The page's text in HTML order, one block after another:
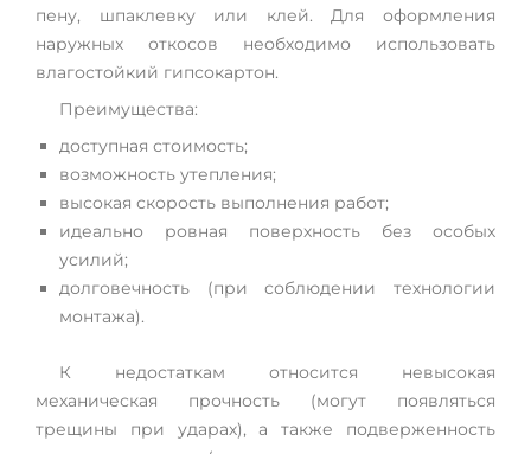
пену, шпаклевку или клей. Для оформления
наружных откосов необходимо использовать
влагостойкий гипсокартон.
Преимущества:
доступная стоимость;
возможность утепления;
высокая скорость выполнения работ;
идеально ровная поверхность без особых
усилий;
долговечность (при соблюдении технологии
монтажа).
К недостаткам относится невысокая
механическая прочность (могут появляться
трещины при ударах), а также подверженность